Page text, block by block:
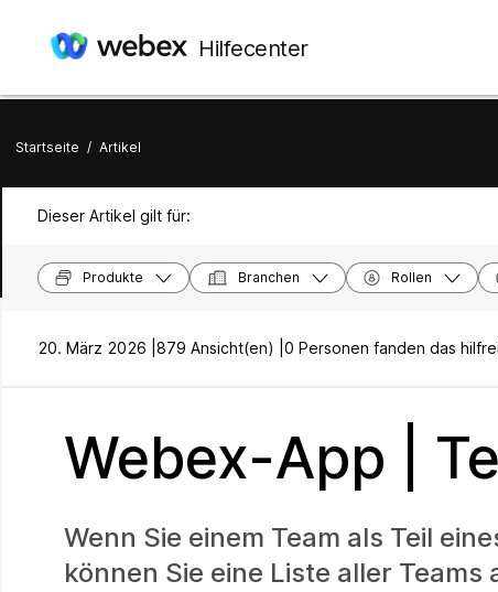
Hilfecenter
Startseite / Artikel
Dieser Artikel gilt für:
Produkte Branchen Rollen
20. März 2026 | 879 Ansicht(en) | 0 Personen fanden das
Webex-App |
Wenn Sie einem Team als Teil
können Sie eine Liste aller Teams